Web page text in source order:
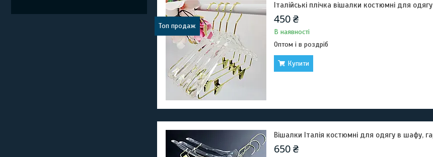
Топ продаж
Італійські плічка вішалки костюмні для
450 ₴
В наявності
Оптом і в роздріб
Купити
Вішалки Італія костюмні для одягу в шафу,
650 ₴